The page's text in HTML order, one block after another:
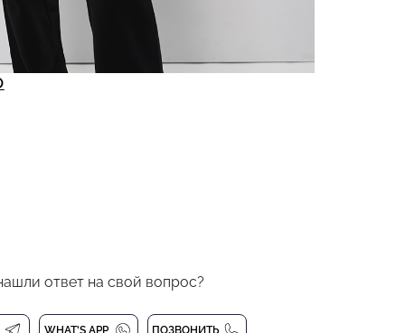
ответ на свой вопрос?
WHAT'S APP ПОЗВОНИТЬ